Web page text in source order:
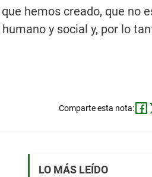
hemos creado, que no
y social y, por lo
Comparte esta nota:
LO MÁS LEÍDO